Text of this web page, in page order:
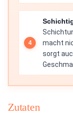
macht
sorgt
Zutaten